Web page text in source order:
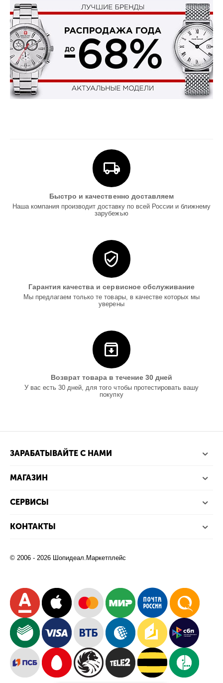
Быстро и качественно доставляем
Наша компания производит доставку по всей России и ближнему
зарубежью
Гарантия качества и сервисное обслуживание
Мы предлагаем только те товары, в качестве которых мы
уверены
Возврат товара в течение 30 дней
У вас есть 30 дней, для того чтобы протестировать вашу
покупку
ЗАРАБАТЫВАЙТЕ С НАМИ
МАГАЗИН
СЕРВИСЫ
КОНТАКТЫ
© 2006 - 2026 Шопидеал.Маркетплейс